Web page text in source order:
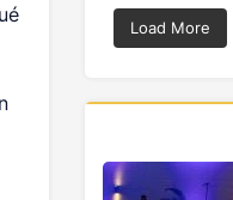
Load More